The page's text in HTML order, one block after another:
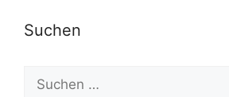
Suchen
Suchen